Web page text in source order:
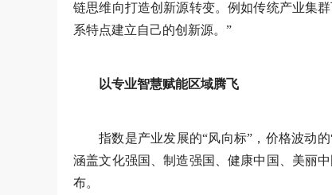
链思维向打造创新源转变。例如传统产业集
系特点建立自己的创新源。”
以专业智慧赋能区域腾飞
指数是产业发展的“风向标”，价格波动
涵盖文化强国、制造强国、健康中国、美丽
布。